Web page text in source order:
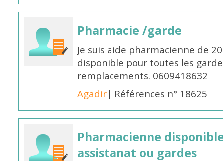
Pharmacie /garde
Je suis aide pharmacienne de
disponible pour toutes les
remplacements. 0609418632
Agadir| Références n° 18625
Pharmacienne
assistanat ou gardes